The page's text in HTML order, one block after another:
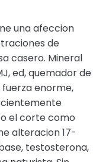
una afeccion
de
casero. Mineral
ed, quemador de
enorme,
el corte como
alteracion 17-
testosterona,